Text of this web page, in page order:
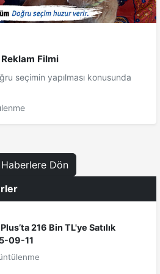
Filmi
seçimin yapılması konusunda
Dön
216 Bin TL'ye Satılık
09-11